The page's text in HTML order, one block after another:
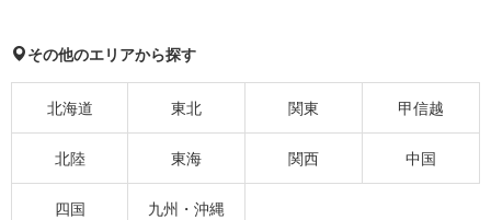
その他のエリアから探す
北海道 東北 関東 甲信越
北陸 東海 関西 中国
四国 九州・沖縄